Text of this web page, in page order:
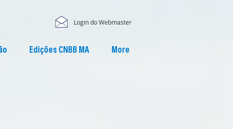
Login do Webmaster
Edições CNBB MA More